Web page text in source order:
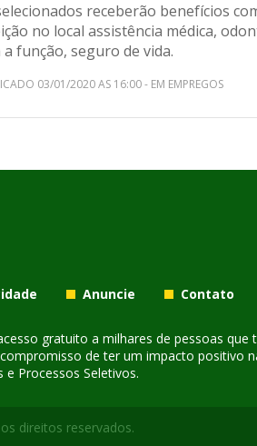
receberão benefícios
no local assistência médica,
a função, seguro de vida.
03/01/2020 AS 16:00 - EM EMPREGOS
Anuncie Contato
gratuito a milhares de pessoas
de ter um impacto positivo
Processos Seletivos.
direitos reservados.